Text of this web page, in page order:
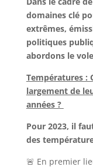
domaines clé
extrêmes,
politiques
abordons le
Températures :
largement de
années ?
Pour 2023, il
des
🚨 En premier